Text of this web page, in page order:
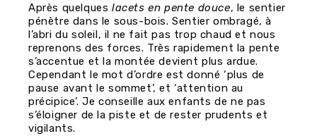
Après quelques lacets en pente douce, le sentier
pénètre dans le sous-bois. Sentier ombragé, à
l’abri du soleil, il ne fait pas trop chaud et nous
reprenons des forces. Très rapidement la pente
s’accentue et la montée devient plus ardue.
Cependant le mot d’ordre est donné ‘plus de
pause avant le sommet’, et ‘attention au
précipice’. Je conseille aux enfants de ne pas
s’éloigner de la piste et de rester prudents et
vigilants.